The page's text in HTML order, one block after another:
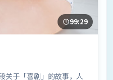
99:29
关于「喜剧」的故事，人